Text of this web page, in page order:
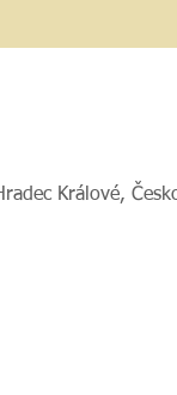
Králové,